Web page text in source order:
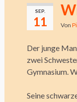
SEP.
11 Von
Der junge
zwei
Gymnasium.
Seine